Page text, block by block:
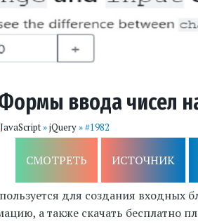
ввода чисел
JavaScript»jQuery» #1982
СМОТРЕТЬ ИСТОЧНИК
для создания входных
а также скачать бесплатно